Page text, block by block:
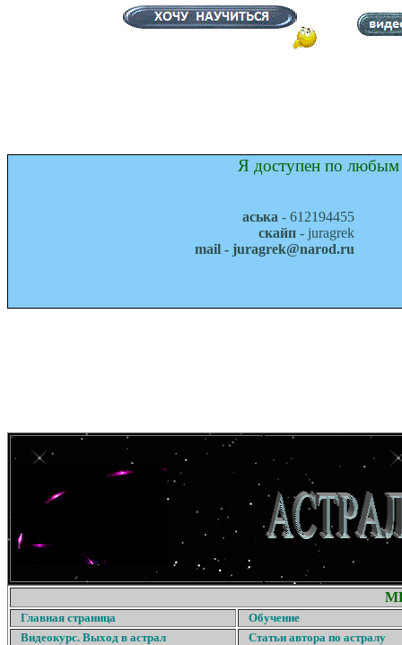
Я доступен по любым
аська - 612194455
скайп - juragrek
mail - juragrek@narod.ru
Главная страница
Обучение
Видеокурс. Выход в астрал
Статьи автора по астралу